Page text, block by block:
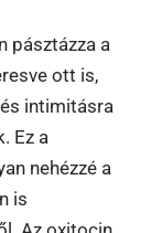
pásztázza a
ott is,
intimitásra
Ez a
nehézzé a
is